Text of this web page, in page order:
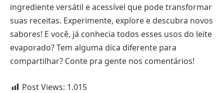
ingrediente versátil e acessível que pode transformar
suas receitas. Experimente, explore e descubra novos
sabores! E você, já conhecia todos esses usos do leite
evaporado? Tem alguma dica diferente para
compartilhar? Conte pra gente nos comentários!
Post Views: 1.015